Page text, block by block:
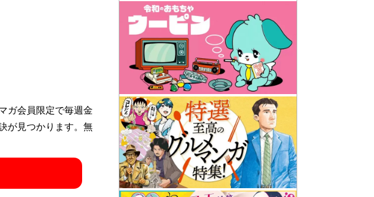
ーとしても活動して
の二拠点生活を満喫
ガ会員限定で毎週金
が見つかります。無